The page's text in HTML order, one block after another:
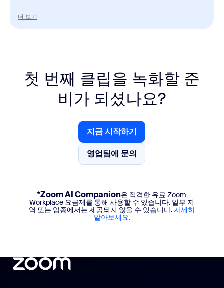
Clips 플러스의 모든 기능
회의당 참가자 100명
대규모 회의로 인원 확대
My Notes
무제한 AI 노트 작성
Zoom, 타사 플랫폼 및 대면 대화용 AI 회의록 작성 도
Zoom의 워크플로
Video Management
Canvas
더 보기
첫 번째 클립을 녹화할 준
비가 되셨나요?
지금 시작하기
지금 시작하기
영업팀에 문의
영업팀에 문의
*Zoom AI Companion은 적격한 유료 Zoom
Workplace 요금제를 통해 사용할 수 있습니다. 일부 지
역 또는 업종에서는 제공되지 않을 수 있습니다. 자세히
알아보세요.